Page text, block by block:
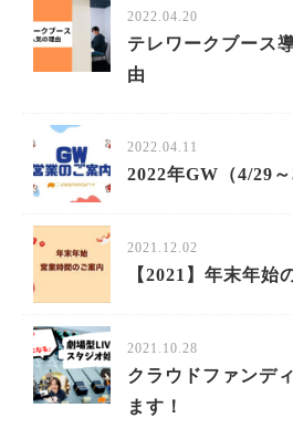
2022.04.20
テレワークブース
由
2022.04.11
2022年GW（4/29
2021.12.02
【2021】年末年始
2021.10.28
クラウドファンデ
ます！